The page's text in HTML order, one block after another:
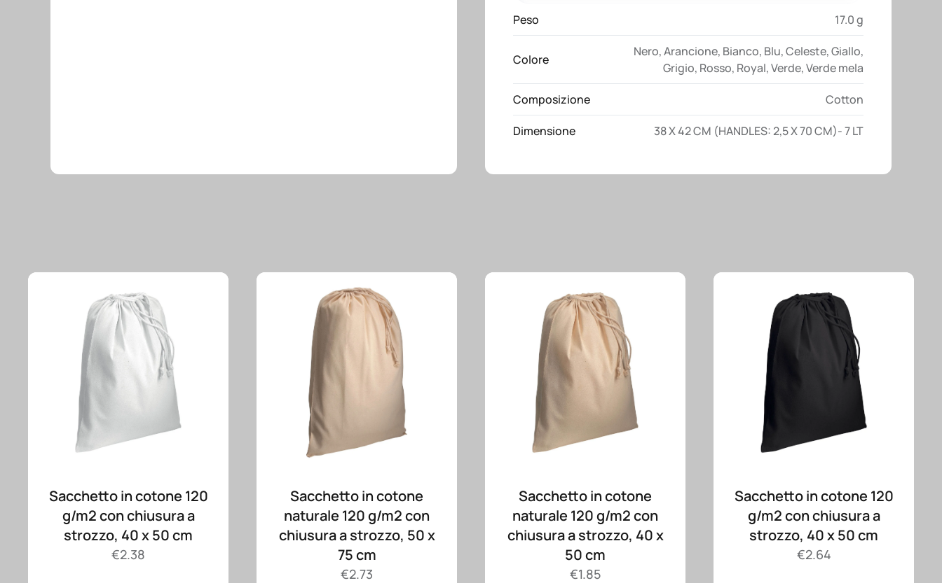
Peso 17.0 g
Colore
Nero,Arancione, Bianco, Blu,Celeste,Giallo,
Grigio, Rosso, Royal,Verde,Verde mela
Composizione Cotton
Dimensione 38 X 42 CM (HANDLES: 2,5 X 70 CM)- 7 LT
Sacchetto in cotone 120
g/m2 con chiusura a
strozzo, 40 x 50 cm
€2.38
Sacchetto in cotone
naturale 120 g/m2 con
chiusura a strozzo, 50 x
75 cm
€2.73
Sacchetto in cotone
naturale 120 g/m2 con
chiusura a strozzo, 40 x
50 cm
€1.85
Sacchetto in cotone 120
g/m2 con chiusura a
strozzo, 40 x 50 cm
€2.64